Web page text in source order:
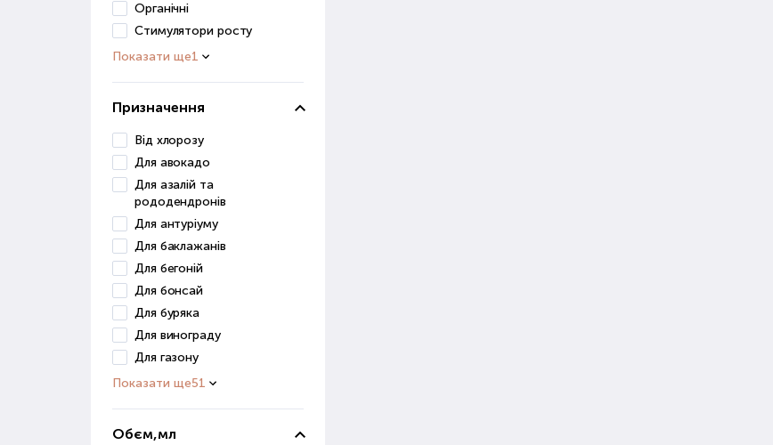
Органічні
Стимулятори росту
Показати ще1
Призначення
Від хлорозу
Для авокадо
Для азалій та
рододендронів
Для антуріуму
Для баклажанів
Для бегоній
Для бонсай
Для буряка
Для винограду
Для газону
Показати ще51
Обєм,мл